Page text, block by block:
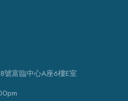
號富臨中心A座6樓E室